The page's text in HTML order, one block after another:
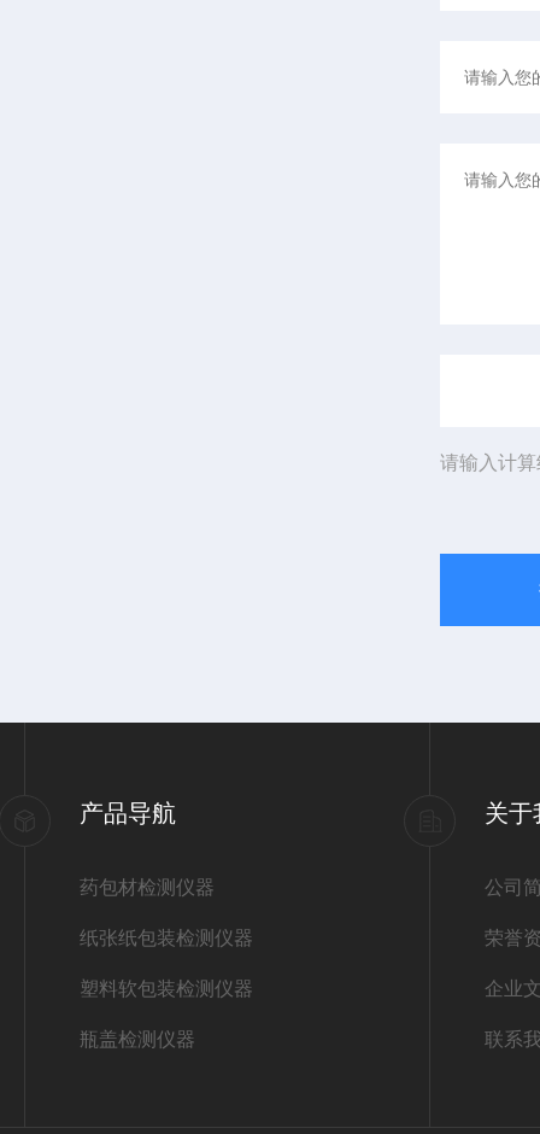
请输入计
产品导航
药包材检测仪器
纸张纸包装检测仪器
塑料软包装检测仪器
瓶盖检测仪器
关于
公司
荣誉
企业
联系